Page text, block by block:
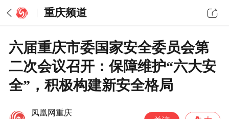
重庆频道
六届重庆市委国家安全委员会第
二次会议召开：保障维护“六大安
全”，积极构建新安全格局
凤凰网重庆